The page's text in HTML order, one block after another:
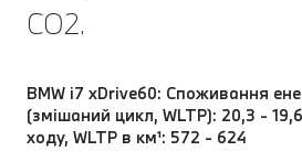
CO2.
BMW i7 xDrive60: Споживання
(змішаний цикл, WLTP): 20,3 -
ходу, WLTP в км¹: 572 - 624